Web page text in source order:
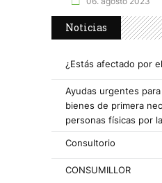
Noticias
¿Estás afectado por
Ayudas urgentes
bienes de primera
personas físicas por
Consultorio
CONSUMILLOR